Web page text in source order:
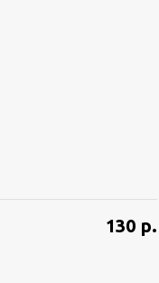
130 р.